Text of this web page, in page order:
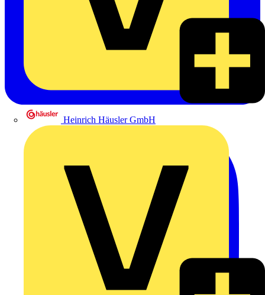
Heinrich Häusler GmbH